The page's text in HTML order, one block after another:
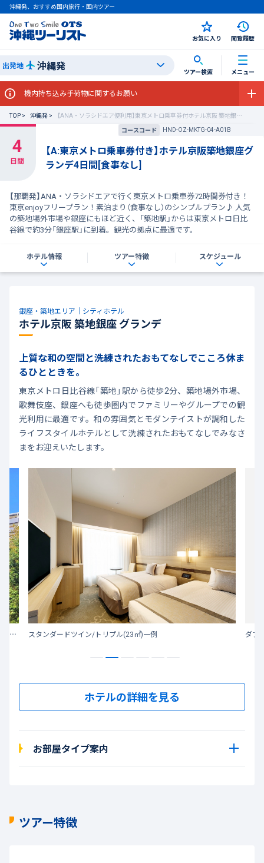
沖縄発、おすすめ国内旅行・国内ツアー
お気に入り 閲覧履歴
出発地 沖縄発 ツアー検索 メニュー
機内持ち込み手荷物に関するお願い
TOP 沖縄発
【ANA・ソラシドエア便利用】東京メトロ乗車券付ホテル京阪 築地銀座 グランデ
コースコード
HND-OZ-MKTG-04-A01B
【A:東京メトロ乗車券付き】ホテル京阪築地銀座グ
ランデ4日間[食事なし]
【那覇発】ANA・ソラシドエアで行く東京メトロ乗車券72時間券付き！
東京enjoyフリープラン！素泊まり（食事なし）のシンプルプラン♪ 人気
の築地場外市場や銀座にもほど近く、「築地駅」からは東京メトロ日比
谷線で約3分「銀座駅」に到着。観光の拠点に最適です。
ホテル情報 ツアー特徴 スケジュール
銀座・築地エリア｜シティホテル
ホテル京阪 築地銀座 グランデ
上質な和の空間と洗練されたおもてなしでこころ休ま
るひとときを。
東京メトロ日比谷線「築地」駅から徒歩2分、築地場外市場、
歌舞伎座、銀座へも徒歩圏内でファミリーやグループでの観
光利用に最適です。和の雰囲気とモダンテイストが調和した
ライフスタイルホテルとして洗練されたおもてなしでみなさ
まをお迎えいたします。
上質な和の空間と洗練されたおもてなしでこころ休まるひとときを。 スタンダードツイン/トリプル(23㎡)一例 ダブ
ホテルの詳細を見る
お部屋タイプ案内
ツアー特徴